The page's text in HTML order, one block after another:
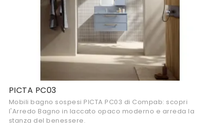
PICTA PC03
Mobili bagno sospesi PICTA PC03 di Compab: scopri
l'Arredo Bagno in laccato opaco moderno e arreda la
stanza del benessere.